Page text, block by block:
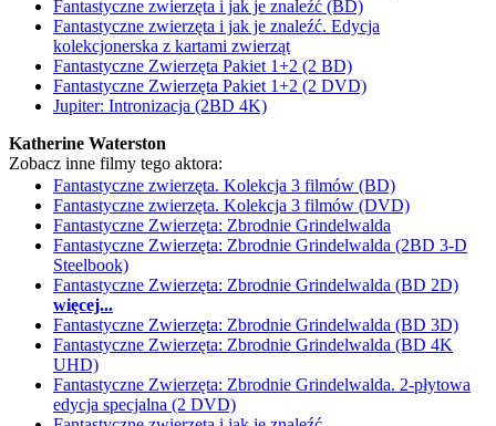
Fantastyczne zwierzęta i jak je znaleźć (BD)
Fantastyczne zwierzęta i jak je znaleźć. Edycja
kolekcjonerska z kartami zwierząt
Fantastyczne Zwierzęta Pakiet 1+2 (2 BD)
Fantastyczne Zwierzęta Pakiet 1+2 (2 DVD)
Jupiter: Intronizacja (2BD 4K)
Katherine Waterston
Zobacz inne filmy tego aktora:
Fantastyczne zwierzęta. Kolekcja 3 filmów (BD)
Fantastyczne zwierzęta. Kolekcja 3 filmów (DVD)
Fantastyczne Zwierzęta: Zbrodnie Grindelwalda
Fantastyczne Zwierzęta: Zbrodnie Grindelwalda (2BD 3-D
Steelbook)
Fantastyczne Zwierzęta: Zbrodnie Grindelwalda (BD 2D)
więcej...
Fantastyczne Zwierzęta: Zbrodnie Grindelwalda (BD 3D)
Fantastyczne Zwierzęta: Zbrodnie Grindelwalda (BD 4K
UHD)
Fantastyczne Zwierzęta: Zbrodnie Grindelwalda. 2-płytowa
edycja specjalna (2 DVD)